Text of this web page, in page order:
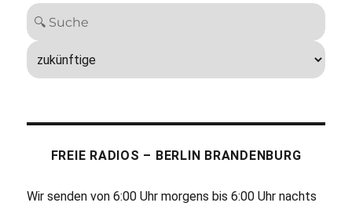
FREIE RADIOS – BERLIN BRANDENBURG
Wir senden von 6:00 Uhr morgens bis 6:00 Uhr nachts